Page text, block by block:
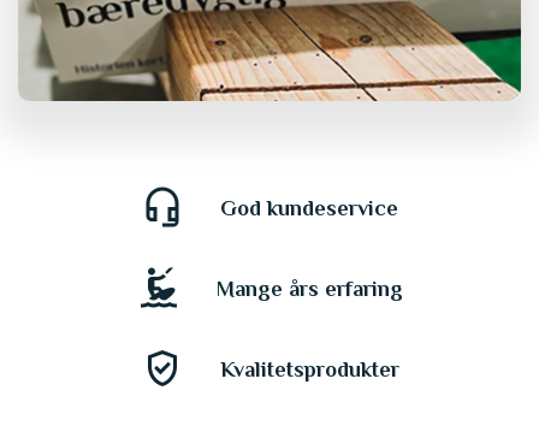
headset_mic God kundeservice
kitesurfing Mange års erfaring
gpp_good Kvalitetsprodukter